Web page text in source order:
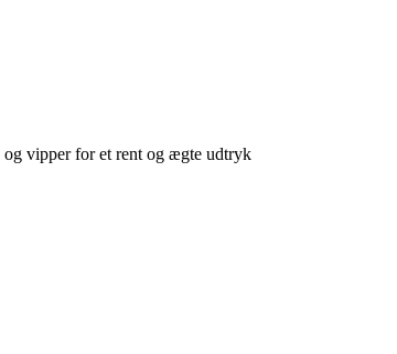
vipper for et rent og ægte udtryk